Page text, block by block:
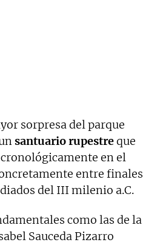
sorpresa del parque
santuario rupestreque
en el
entre finales
del III milenio a.C.
como las de la
Sauceda Pizarro